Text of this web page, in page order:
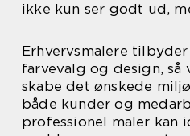
ikke kun ser godt ud,
Erhvervsmalere
farvevalg og design, så
skabe det ønskede
både kunder og
professionel maler kan